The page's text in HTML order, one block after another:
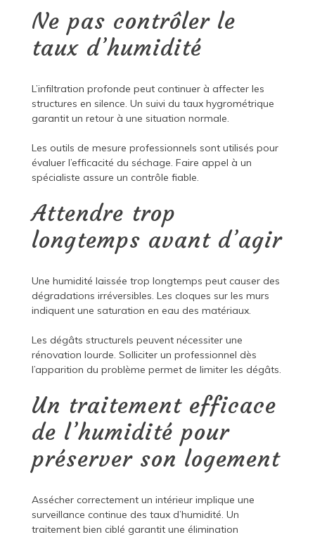
Ne pas contrôler le
taux d’humidité
L’infiltration profonde peut continuer à affecter les
structures en silence. Un suivi du taux hygrométrique
garantit un retour à une situation normale.
Les outils de mesure professionnels sont utilisés pour
évaluer l’efficacité du séchage. Faire appel à un
spécialiste assure un contrôle fiable.
Attendre trop
longtemps avant d’agir
Une humidité laissée trop longtemps peut causer des
dégradations irréversibles. Les cloques sur les murs
indiquent une saturation en eau des matériaux.
Les dégâts structurels peuvent nécessiter une
rénovation lourde. Solliciter un professionnel dès
l’apparition du problème permet de limiter les dégâts.
Un traitement efficace
de l’humidité pour
préserver son logement
Assécher correctement un intérieur implique une
surveillance continue des taux d’humidité. Un
traitement bien ciblé garantit une élimination